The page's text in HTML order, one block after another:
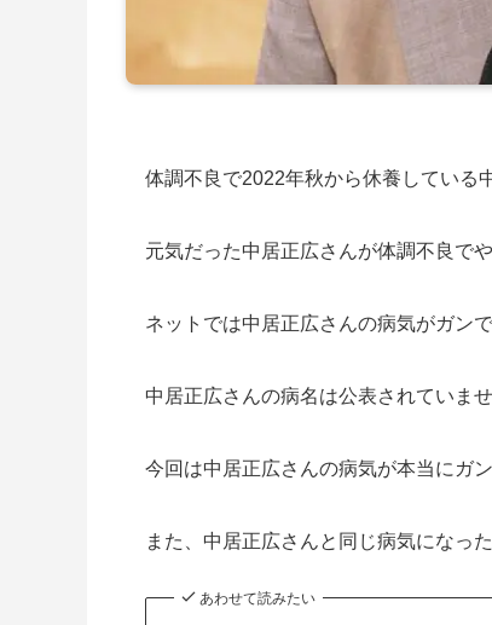
体調不良で2022年秋から休養している
元気だった中居正広さんが体調不良で
ネットでは中居正広さんの病気がガン
中居正広さんの病名は公表されていま
今回は中居正広さんの病気が本当にガ
また、中居正広さんと同じ病気になっ
あわせて読みたい